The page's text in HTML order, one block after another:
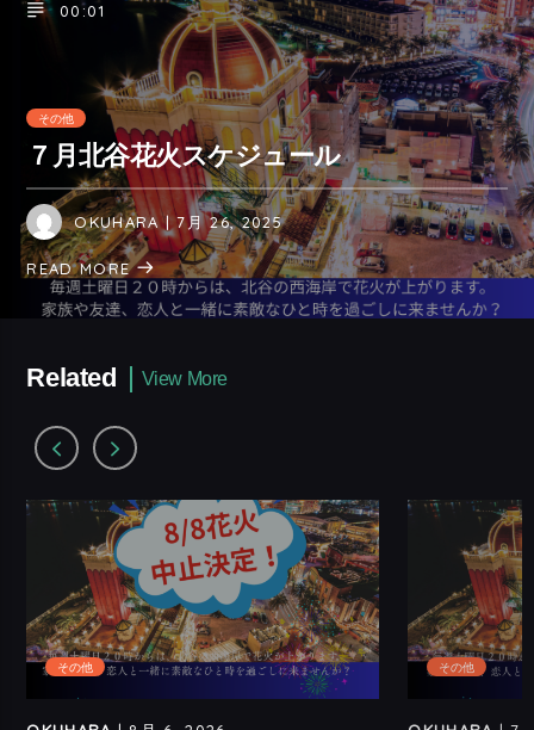
00:01
その他
７月北谷花火スケジュール
OKUHARA| 7月 26, 2025
READ MORE
Related View More
その他 その他